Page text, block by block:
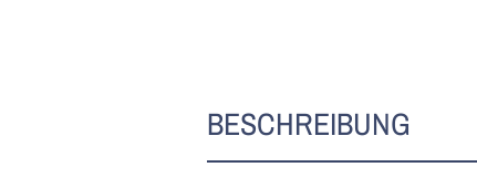
BESCHREIBUNG